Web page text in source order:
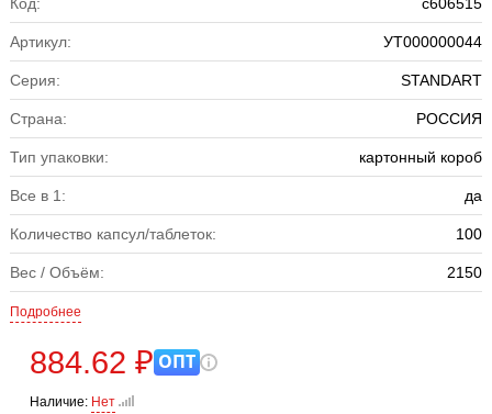
Артикул: УТ000000044
Серия: STANDART
Страна: РОССИЯ
Тип упаковки: картонный короб
Все в 1: да
Количество капсул/таблеток: 100
Вес / Объём: 2150
Подробнее
884.62 ₽ ОПТ
Наличие: Нет